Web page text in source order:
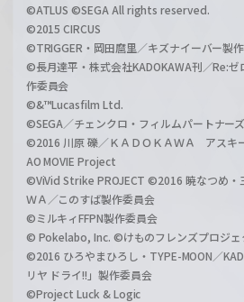
©ATLUS ©SEGA All rights reserved.
©2015 CIRCUS
©TRIGGER・岡田麿里／キズナイーバー製
©長月達平・株式会社KADOKAWA刊／Re:
作委員会
©&™Lucasfilm Ltd.
©SEGA／チェンクロ・フィルムパートナーズ
©2016 川原 礫／ＫＡＤＯＫＡＷＡ アスキ
AO MOVIE Project
©ViVid Strike PROJECT ©2016 暁なつめ・
ＷＡ／このすば製作委員会
©ミルキィFFPN製作委員会
© Pokelabo, Inc. ©けものフレンズプロジェ
©2016 ひろやまひろし・TYPE-MOON／
リヤ ドライ!!」製作委員会
©Project Luck & Logic